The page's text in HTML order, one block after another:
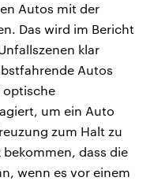
Autos mit der
Das wird im Bericht
klar
Autos
optische
um ein Auto
zum Halt zu
dass die
wenn es vor einem